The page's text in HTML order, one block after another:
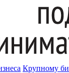
Крупному